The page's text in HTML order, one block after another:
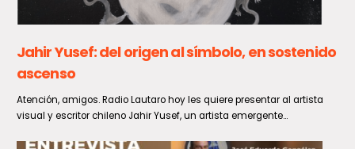
Estudiantes de Talca fortalecieron sus
conocimientos en materia energética con
charla y visita pedagógica